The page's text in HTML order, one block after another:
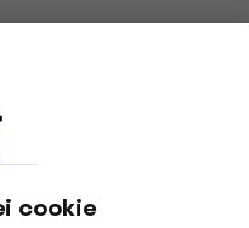
cookiedel materiale